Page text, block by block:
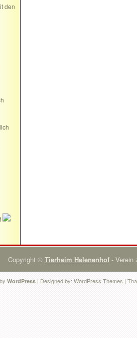
den
Copyright © Tierheim Helenenhof- Verein
WordPress | Designed by: WordPress Themes |